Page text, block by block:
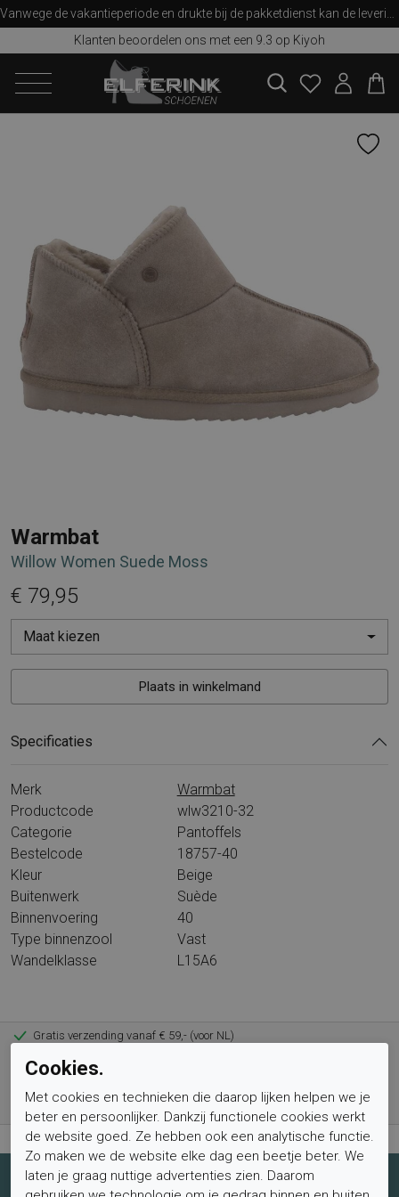
Klanten beoordelen ons met een 9.3 op Kiyoh
zoeken
Warmbat
Willow Women Suede Moss
€ 79,95
Maat kiezen
Plaats in winkelmand
Specificaties
Merk
Warmbat
Productcode
wlw3210-32
Categorie
Pantoffels
Bestelcode
18757-40
Kleur
Beige
Buitenwerk
Suède
Binnenvoering
40
Type binnenzool
Vast
Wandelklasse
L15A6
Gratis verzending vanaf € 59,- (voor NL)
Bestel nu, betaal achteraf met Klarna
Retourtermijn van 2 weken
Cookies.
Met cookies en technieken die daarop lijken helpen we je
beter en persoonlijker. Dankzij functionele cookies werkt
de website goed. Ze hebben ook een analytische functie.
Zo maken we de website elke dag een beetje beter. We
laten je graag nuttige advertenties zien. Daarom